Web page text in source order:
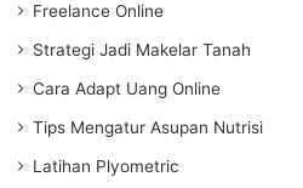
Freelance Online
Strategi Jadi Makelar Tanah
Cara Adapt Uang Online
Tips Mengatur Asupan Nutrisi
Latihan Plyometric